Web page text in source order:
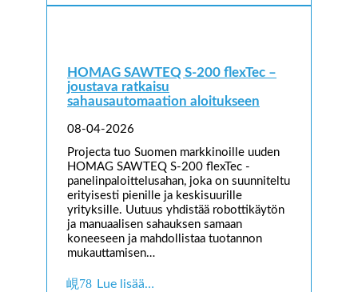
HOMAG SAWTEQ S-200 flexTec –
joustava ratkaisu
sahausautomaation aloitukseen
08-04-2026
Projecta tuo Suomen markkinoille uuden
HOMAG SAWTEQ S-200 flexTec -
panelinpaloittelusahan, joka on suunniteltu
erityisesti pienille ja keskisuurille
yrityksille. Uutuus yhdistää robottikäytön
ja manuaalisen sahauksen samaan
koneeseen ja mahdollistaa tuotannon
mukauttamisen…
Lue lisää…